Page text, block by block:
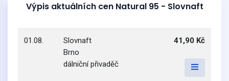
Výpis aktuálních cen Natural 95 - Slovnaft
01.08.
Slovnaft
Brno
dálniční přivaděč
41,90 Kč